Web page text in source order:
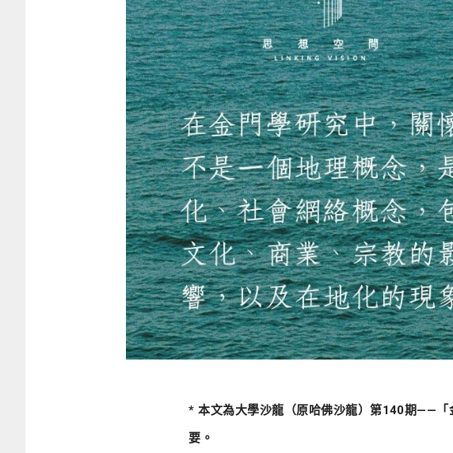
* 本文為大學沙龍（原哈佛沙龍）第140期——「
要。